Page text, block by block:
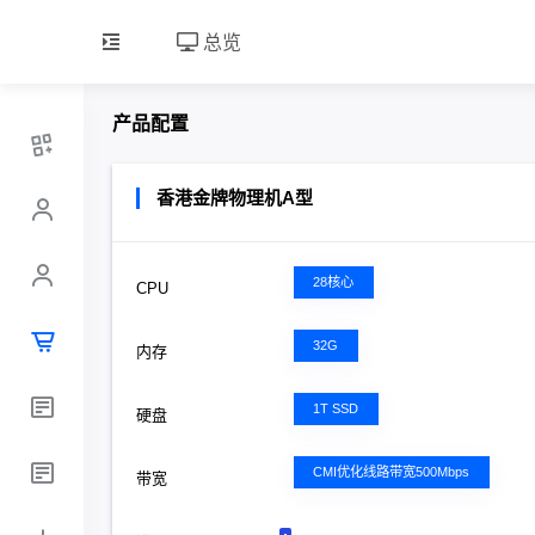
总览
产品配置
香港金牌物理机A型
CPU 28核心
内存 32G
硬盘 1T SSD
带宽 CMI优化线路带宽500Mbps